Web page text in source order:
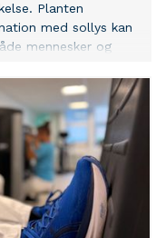
Planten
med sollys kan
mennesker og